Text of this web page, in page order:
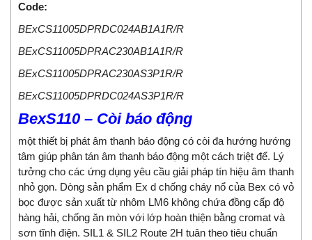
Code:
BExCS11005DPRDC024AB1A1R/R
BExCS11005DPRAC230AB1A1R/R
BExCS11005DPRAC230AS3P1R/R
BExCS11005DPRDC024AS3P1R/R
BexS110 – Còi báo động
một thiết bị phát âm thanh báo động có còi đa hướng hướng
tâm giúp phân tán âm thanh báo động một cách triệt để. Lý
tưởng cho các ứng dụng yêu cầu giải pháp tín hiệu âm thanh
nhỏ gọn. Dòng sản phẩm Ex d chống cháy nổ của Bex có vỏ
bọc được sản xuất từ ​​nhôm LM6 không chứa đồng cấp độ
hàng hải, chống ăn mòn với lớp hoàn thiện bằng cromat và
sơn tĩnh điện. SIL1 & SIL2 Route 2H tuân theo tiêu chuẩn